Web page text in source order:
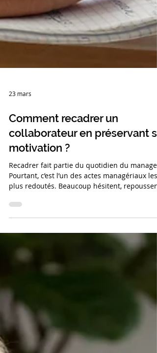
23 mars
Comment recadrer un
collaborateur en préservant sa
motivation ?
Recadrer fait partie du quotidien du manager.
Pourtant, c’est l’un des actes managériaux les
Par peur de blesser. Par crainte du conflit. Par